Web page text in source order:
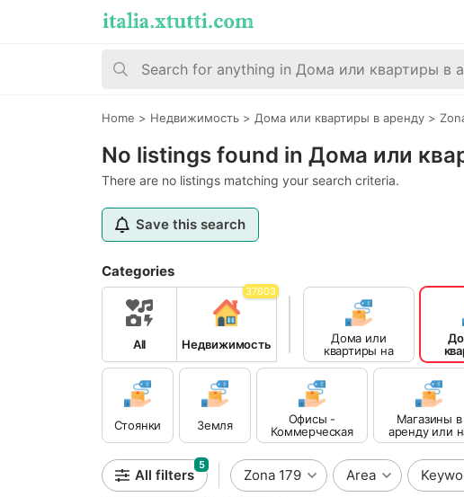
Home > Недвижимость > Дома или квартиры в аренду >
No listings found in Дома или
There are no listings matching your search criteria.
Save this search
Categories
All Недвижимость
37603
Дома или
квартиры на
продажу
Стоянки Земля
Офисы -
Коммерческая
недвижимость
Магазины в
аренду или
продажу
All filters
5
Zona 179 Area